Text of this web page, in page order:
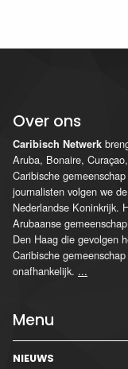
Over ons
Caribisch Netwerk
Aruba, Bonaire,
Caribische
journalisten volgen we
Nederlandse Koninkrijk.
Arubaanse
Den Haag die gevolgen
Caribische
onafhankelijk. ...
Menu
NIEUWS